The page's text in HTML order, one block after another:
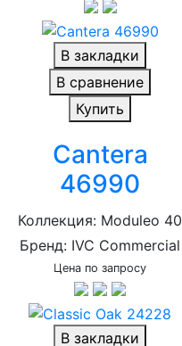
В закладки
В сравнение
Купить
Cantera
46990
Коллекция: Moduleo 40
Бренд: IVC Commercial
Цена по запросу
В закладки